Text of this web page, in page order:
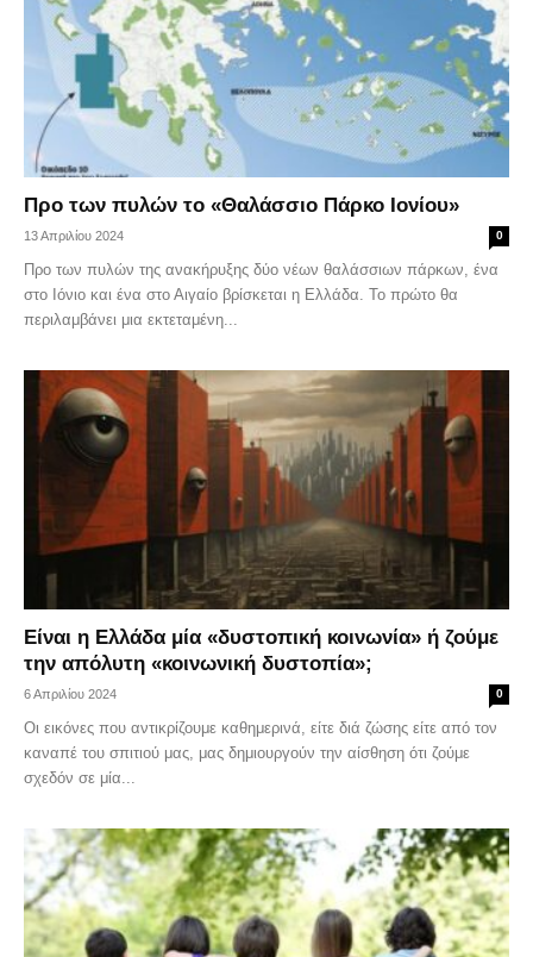
Προ των πυλών το «Θαλάσσιο Πάρκο Ιονίου»
13 Απριλίου 2024 0
Προ των πυλών της ανακήρυξης δύο νέων θαλάσσιων πάρκων, ένα
στο Ιόνιο και ένα στο Αιγαίο βρίσκεται η Ελλάδα. Το πρώτο θα
περιλαμβάνει μια εκτεταμένη...
Είναι η Ελλάδα μία «δυστοπική κοινωνία» ή ζούμε
την απόλυτη «κοινωνική δυστοπία»;
6 Απριλίου 2024 0
Οι εικόνες που αντικρίζουμε καθημερινά, είτε διά ζώσης είτε από τον
καναπέ του σπιτιού μας, μας δημιουργούν την αίσθηση ότι ζούμε
σχεδόν σε μία...